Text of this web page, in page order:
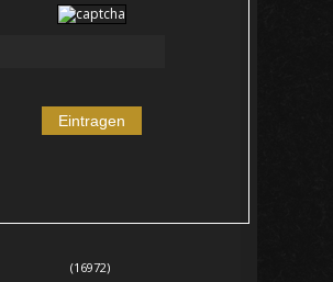
(16972)